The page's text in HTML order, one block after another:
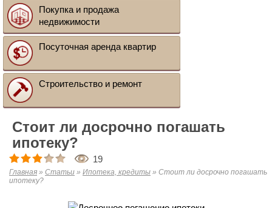
Покупка и продажа
недвижимости
Посуточная аренда квартир
Строительство и ремонт
Стоит ли досрочно погашать
ипотеку?
19
Главная » Статьи » Ипотека, кредиты » Стоит ли досрочно погашать
ипотеку?